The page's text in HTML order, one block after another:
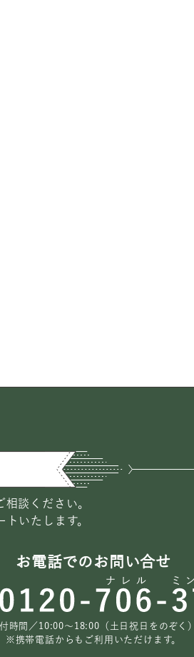
談ください。
いたします。
お電話でのお問い合せ
時間／10:00〜18:00（土日祝日をのぞく）
※携帯電話からもご利用いただけます。